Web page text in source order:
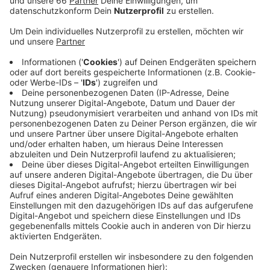
Veröffentlicht:Dienstag, 07.07.2020 05:35
Anzeige
Verstöße gab es unter anderem in Kneipen und
Restaurants in der Altstadt, auf der Kö, in der
Innenstadt oder in Oberkassel. Zum Beispiel fehlten
dort Desinfektionsmittel oder es wurden keine
Besucherlisten geführt. In einer Kneipe auf der Kurzen
Straße wurden außerdem 65 Menschen ohne Maske
beim Tanzen erwischt. Die Gaststätte wurde für den
Rest des Abends geschlossen. Auf der Freitreppe am
Burgplatz konnte der Ordnungsdienst dieses Mal mit
Lautsprecherdurchsagen größere
Menschenversammlungen verhindern. Die Treppe
hatte an den Wochenenden zuvor mehrfach geräumt
werden müssen.